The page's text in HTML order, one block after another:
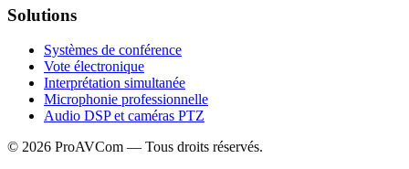
Solutions
Systèmes de conférence
Vote électronique
Interprétation simultanée
Microphonie professionnelle
Audio DSP et caméras PTZ
© 2026 ProAVCom — Tous droits réservés.